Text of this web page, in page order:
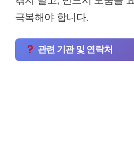
극복해야 합니다.
관련 기관 및 연락처